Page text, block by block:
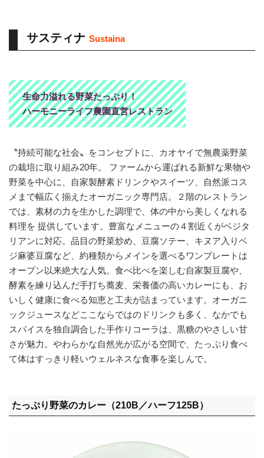
サスティナ Sustaina
生命力溢れる野菜たっぷり！
ハーモニーライフ農園直営レストラン
〝持続可能な社会〟をコンセプトに、カオヤイで無農薬野菜
の栽培に取り組み20年。 ファームから運ばれる新鮮な果物や
野菜を中心に、自家製酵素ドリンクやスイーツ、自然派コス
メまで幅広く揃えたオーガニック専門店。２階のレストラン
では、素材の力を生かした調理で、体の中から美しくなれる
料理を 提供しています。豊富なメニューの４割近くがベジタ
リアンに対応。品目の野菜炒め、豆腐ソテー、キヌア入りベ
ジ麻婆豆腐など、約種類からメインを選べるワンプレートは
オープン以来絶大な人気。食べ比べを楽しむ自家製豆腐や、
酵素を練り込んだ手打ち蕎麦、栄養価の高いカレーにも、お
いしく健康に食べる知恵と工夫が詰まっています。オーガニ
ックジュースなどここならではのドリンクも多く、なかでも
スパイスを独自調合した手作りコーラは、黒糖のやさしい甘
さが魅力。やわらかな自然光が広がる空間で、たっぷり食べ
て体はすっきり軽いウェルネスな食事を楽しんで。
たっぷり野菜のカレー（210B／ハーフ125B）